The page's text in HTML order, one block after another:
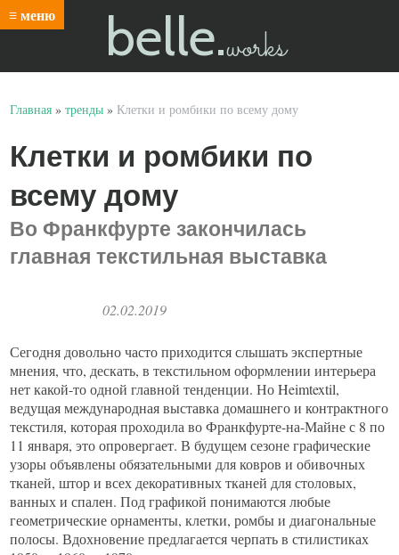
≡ меню belle.works
Главная » тренды » Клетки и ромбики по всему дому
Клетки и ромбики по
всему дому
Во Франкфурте закончилась
главная текстильная выставка
02.02.2019
Сегодня довольно часто приходится слышать экспертные
мнения, что, дескать, в текстильном оформлении интерьера
нет какой-то одной главной тенденции. Но Heimtextil,
ведущая международная выставка домашнего и контрактного
текстиля, которая проходила во Франкфурте-на-Майне с 8 по
11 января, это опровергает. В будущем сезоне графические
узоры объявлены обязательными для ковров и обивочных
тканей, штор и всех декоративных тканей для столовых,
ванных и спален. Под графикой понимаются любые
геометрические орнаменты, клетки, ромбы и диагональные
полосы. Вдохновение предлагается черпать в стилистиках